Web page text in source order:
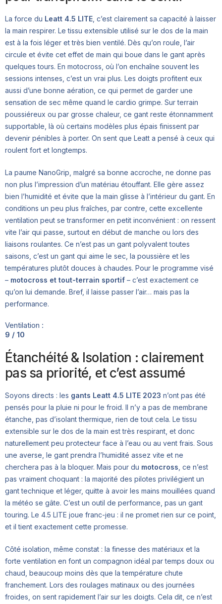
La force du Leatt 4.5 LITE , c’est clairement sa capacité à laisser
la main respirer. Le tissu extensible utilisé sur le dos de la main
est à la fois léger et très bien ventilé. Dès qu’on roule, l’air
circule et évite cet effet de main qui boue dans le gant après
quelques tours. En motocross, où l’on enchaîne souvent les
sessions intenses, c’est un vrai plus. Les doigts profitent eux
aussi d’une bonne aération, ce qui permet de garder une
sensation de sec même quand le cardio grimpe. Sur terrain
poussiéreux ou par grosse chaleur, ce gant reste étonnamment
supportable, là où certains modèles plus épais finissent par
devenir pénibles à porter. On sent que Leatt a pensé à ceux qui
roulent fort et longtemps.
La paume NanoGrip, malgré sa bonne accroche, ne donne pas
non plus l’impression d’un matériau étouffant. Elle gère assez
bien l’humidité et évite que la main glisse à l’intérieur du gant. En
conditions un peu plus fraîches, par contre, cette excellente
ventilation peut se transformer en petit inconvénient : on ressent
vite l’air qui passe, surtout en début de manche ou lors des
liaisons roulantes. Ce n’est pas un gant polyvalent toutes
saisons, c’est un gant qui aime le sec, la poussière et les
températures plutôt douces à chaudes. Pour le programme visé
– motocross et tout-terrain sportif – c’est exactement ce
qu’on lui demande. Bref, il laisse passer l’air… mais pas la
performance.
Ventilation :
9 / 10
Étanchéité & Isolation : clairement
pas sa priorité, et c’est assumé
Soyons directs : les gants Leatt 4.5 LITE 2023 n’ont pas été
pensés pour la pluie ni pour le froid. Il n’y a pas de membrane
étanche, pas d’isolant thermique, rien de tout cela. Le tissu
extensible sur le dos de la main est très respirant, et donc
naturellement peu protecteur face à l’eau ou au vent frais. Sous
une averse, le gant prendra l’humidité assez vite et ne
cherchera pas à la bloquer. Mais pour du motocross , ce n’est
pas vraiment choquant : la majorité des pilotes privilégient un
gant technique et léger, quitte à avoir les mains mouillées quand
la météo se gâte. C’est un outil de performance, pas un gant
touring. Le 4.5 LITE joue franc-jeu : il ne promet rien sur ce point,
et il tient exactement cette promesse.
Côté isolation, même constat : la finesse des matériaux et la
forte ventilation en font un compagnon idéal par temps doux ou
chaud, beaucoup moins dès que la température chute
franchement. Lors des roulages matinaux ou des journées
froides, on sent rapidement l’air sur les doigts. Cela dit, ce n’est